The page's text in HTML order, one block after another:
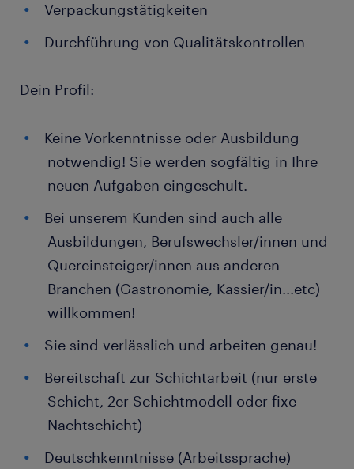
Verpackungstätigkeiten
Durchführung von Qualitätskontrollen
Dein Profil:
Keine Vorkenntnisse oder Ausbildung
notwendig! Sie werden sogfältig in Ihre
neuen Aufgaben eingeschult.
Bei unserem Kunden sind auch alle
Ausbildungen, Berufswechsler/innen und
Quereinsteiger/innen aus anderen
Branchen (Gastronomie, Kassier/in...etc)
willkommen!
Sie sind verlässlich und arbeiten genau!
Bereitschaft zur Schichtarbeit (nur erste
Schicht, 2er Schichtmodell oder fixe
Nachtschicht)
Deutschkenntnisse (Arbeitssprache)